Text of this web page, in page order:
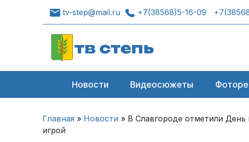
tv-step@mail.ru +7(38568)5-16-09
тв степь
Новости Видеосюжеты
Главная » Новости » В Славгороде отметили День
игрой